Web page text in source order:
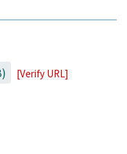
[Verify URL]